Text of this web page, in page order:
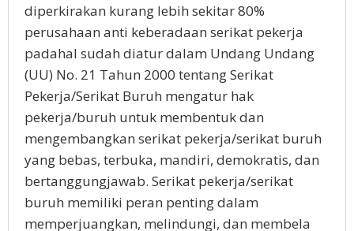
diperkirakan kurang lebih sekitar 80%
perusahaan anti keberadaan serikat pekerja
padahal sudah diatur dalam Undang Undang
(UU) No. 21 Tahun 2000 tentang Serikat
Pekerja/Serikat Buruh mengatur hak
pekerja/buruh untuk membentuk dan
mengembangkan serikat pekerja/serikat buruh
yang bebas, terbuka, mandiri, demokratis, dan
bertanggungjawab. Serikat pekerja/serikat
buruh memiliki peran penting dalam
memperjuangkan, melindungi, dan membela